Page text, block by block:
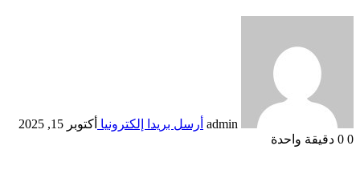
admin أرسل بريدا إلكترونيا أكتوبر 15, 2025
0
دقيقة واحدة